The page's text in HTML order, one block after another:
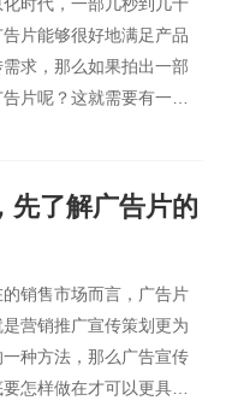
编简单地介绍一些产品
拍摄的创意思路。
时代，一部几秒到几十
片能够很好地满足产品
需求，那么如果拍出一部
片呢？这就需要有一定
先了解广告片的
销售市场而言，广告片
营销推广宣传策划更为
种方法，那么广告宣传
要怎样做在才可以更具备